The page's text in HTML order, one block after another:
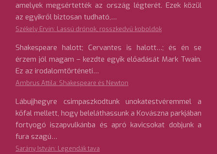
amelyek megsértették az ország légterét. Ezek közül
az egyikről biztosan tudható,…
Székely Ervin: Lassú drónok, rosszkedvű koboldok
Shakespeare halott; Cervantes is halott…; és én se
érzem jól magam – kezdte egyik előadását Mark Twain.
Ez az irodalomtörténeti…
Ambrus Attila: Shakespeare és Newton
Lábujjhegyre csimpaszkodtunk unokatestvéremmel a
kőfal mellett, hogy beleláthassunk a Kovászna parkjában
fortyogó iszapvulkánba és apró kavicsokat dobjunk a
fura szagú…
Sarány István: Legendák tava